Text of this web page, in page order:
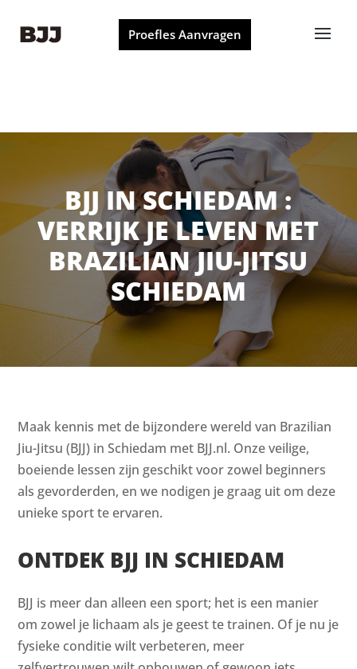
Proefles Aanvragen
BJJ IN SCHIEDAM :
VERRIJK JE LEVEN MET
BRAZILIAN JIU-JITSU
SCHIEDAM
Maak kennis met de bijzondere wereld van Brazilian
Jiu-Jitsu (BJJ) in Schiedam met BJJ.nl. Onze veilige,
boeiende lessen zijn geschikt voor zowel beginners
als gevorderden, en we nodigen je graag uit om deze
unieke sport te ervaren.
ONTDEK BJJ IN SCHIEDAM
BJJ is meer dan alleen een sport; het is een manier
om zowel je lichaam als je geest te trainen. Of je nu je
fysieke conditie wilt verbeteren, meer